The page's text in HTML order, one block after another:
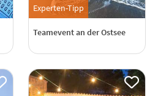
Experten-Tipp
Teamevent an der Ostsee